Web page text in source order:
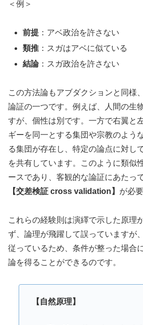
＜例＞
前提 ：アベ政治を許さない
類推 ：スガはアベに似ている
結論：スガ政治を許さない
この方法論もアブダクションと同様
論証の一つです。例えば、人間の生
すが、個性は別です。一方で右翼と
ギーを同一とする集団や宗教のよう
る集団が存在し、特定の論点に対し
を共有しています。このように類似
ースであり、客観的な論証にあたっ
【交差検証 cross validation】 が必
これらの経験則は演繹で示した原理
ず、論理が飛躍して誤っていますが
従っているため、条件が整った場合
論を得ることができるのです。
【自然原理】